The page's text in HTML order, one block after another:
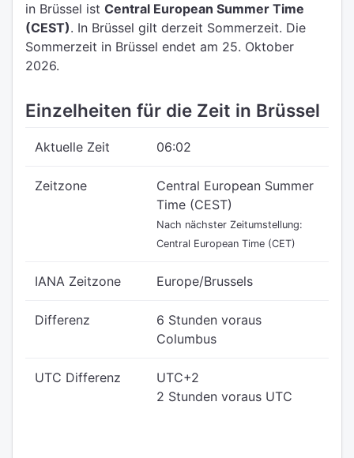
in Brüssel ist Central European Summer Time
(CEST). In Brüssel gilt derzeit Sommerzeit. Die
Sommerzeit in Brüssel endet am 25. Oktober
2026.
Einzelheiten für die Zeit in Brüssel
Aktuelle Zeit 06:02
Zeitzone
Central European Summer
Time (CEST)
Nach nächster Zeitumstellung:
Central European Time (CET)
IANA Zeitzone Europe/Brussels
Differenz
6 Stunden voraus
Columbus
UTC Differenz
UTC+2
2 Stunden voraus UTC